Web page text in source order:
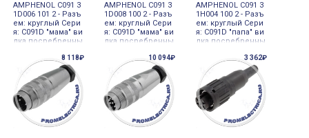
AMPHENOL C091 3
1D006 101 2 - Разъ
ем: круглый Сери
я: C091D "мама" ви
лка посребренны
AMPHENOL C091 3
1D008 100 2 - Разъ
ем: круглый Сери
я: C091D "мама" ви
лка посребренны
AMPHENOL C091 3
1H004 100 2 - Разъ
ем: круглый Сери
я: C091D "папа" ви
лка посребренны
8 118₽ 10 094₽ 3 362₽